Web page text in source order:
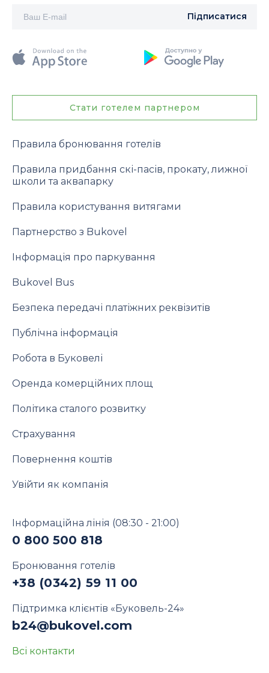
Правила бронювання готелів
Правила придбання скі-пасів, прокату, лижної
школи та аквапарку
Правила користування витягами
Партнерство з Bukovel
Інформація про паркування
Bukovel Bus
Безпека передачі платіжних реквізитів
Публічна інформація
Робота в Буковелі
Оренда комерційних площ
Політика сталого розвитку
Страхування
Повернення коштів
Увійти як компанія
Підписатися
Стати готелем партнером
Інформаційна лінія (08:30 - 21:00)
0 800 500 818
Бронювання готелів
+38 (0342) 59 11 00
Підтримка клієнтів «Буковель-24»
b24@bukovel.com
Всі контакти